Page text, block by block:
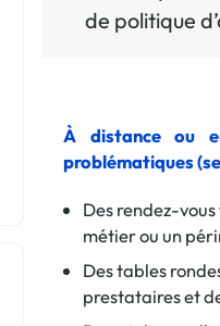
de politique
À distance ou
problématiques
Des rendez-
métier ou un
Des tables
prestataires et